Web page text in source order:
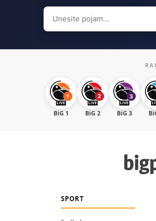
Search
for:
BiG 1 BiG 2 BiG 3
SPORT